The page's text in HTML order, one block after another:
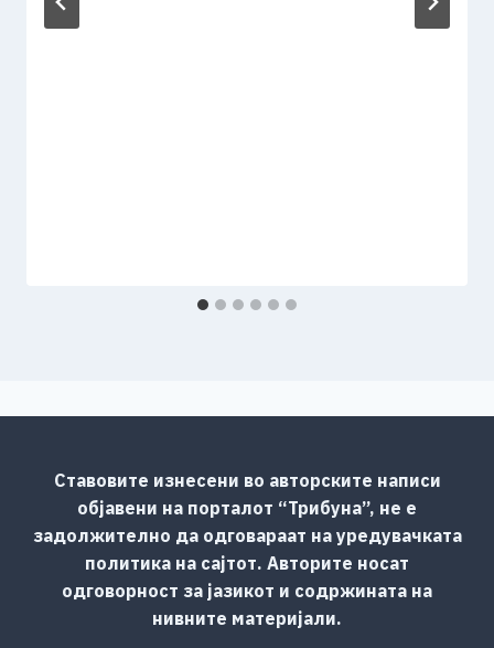
Ставовите изнесени во авторските написи
објавени на порталот “Трибуна”, не е
задолжително да одговараат на уредувачката
политика на сајтот. Авторите носат
одговорност за јазикот и содржината на
нивните материјали.